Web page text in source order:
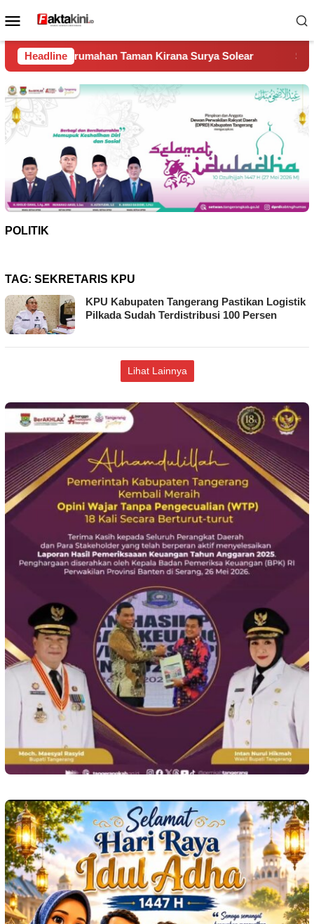
ke
Menu
Mobile
Headline
Taman Kirana Surya Solear Spanyol Juara Piala
POLITIK
TAG: SEKRETARIS KPU
KPU Kabupaten Tangerang Pastikan Logistik
Pilkada Sudah Terdistribusi 100 Persen
Lihat Lainnya